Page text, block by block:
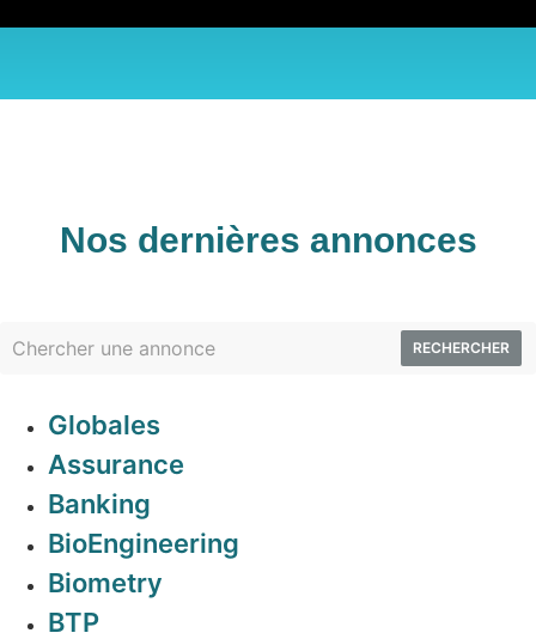
Nos dernières annonces
RECHERCHER
Globales
Assurance
Banking
BioEngineering
Biometry
BTP